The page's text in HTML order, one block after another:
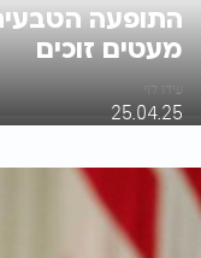
התופעה
מעטים זוכים
עידו לוי
25.04.25